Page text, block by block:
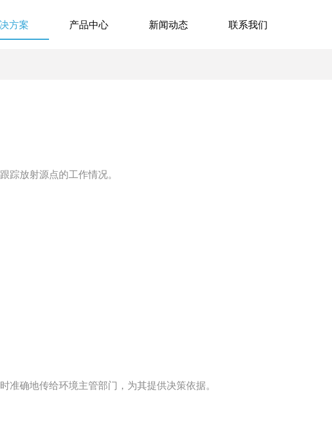
方案 产品中心 新闻动态 联系我们
放射源点的工作情况。
确地传给环境主管部门，为其提供决策依据。